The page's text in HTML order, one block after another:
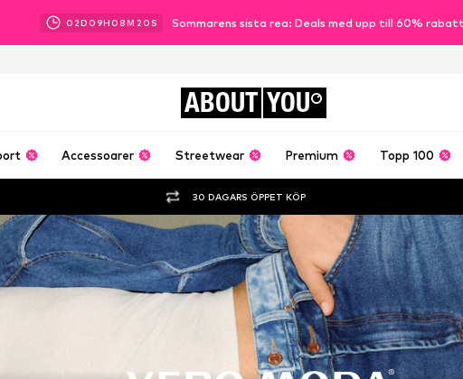
02D 09H 08M 18 S Sommarens sista rea: Deals med upp till 60% rabatt
ABOUT YOU
Accessoarer Streetwear Premium Topp 100
30 DAGARS ÖPPET KÖP